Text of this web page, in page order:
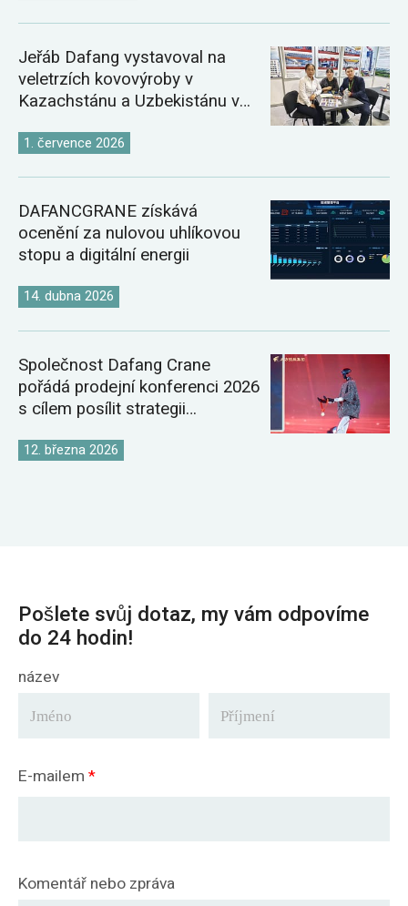
Jeřáb Dafang vystavoval na
veletrzích kovovýroby v
Kazachstánu a Uzbekistánu v
1. července 2026
DAFANCGRANE získává
ocenění za nulovou uhlíkovou
stopu a digitální energii
14. dubna 2026
Společnost Dafang Crane
pořádá prodejní konferenci 2026
s cílem posílit strategii
12. března 2026
Pošlete svůj dotaz, my vám odpovíme
do 24 hodin!
název
E-mailem *
Komentář nebo zpráva